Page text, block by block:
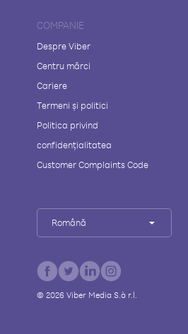
COMPANIE
Despre Viber
Centru mărci
Cariere
Termeni și politici
Politica privind
confidențialitatea
Customer Complaints Code
Română
© 2026Viber Media S.à r.l.